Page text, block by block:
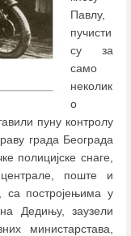
Павлу,
пучисти
су за
само
неколик
о
пуну контролу
града Београда
полицијске снаге,
поште и
са постројењима у
Дедињу, заузели
министарстава,